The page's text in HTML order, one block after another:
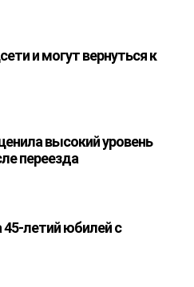
и могут вернуться к
высокий уровень
переезда
летий юбилей с